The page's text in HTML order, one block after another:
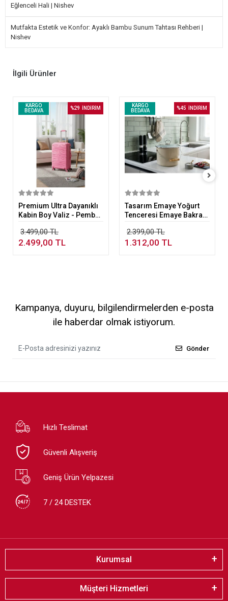
Eğlenceli Hali | Nishev
Mutfakta Estetik ve Konfor: Ayaklı Bambu Sunum Tahtası Rehberi |
Nishev
İlgili Ürünler
KARGO
BEDAVA
%29 İNDİRİM
Sepete Ekle
Premium Ultra Dayanıklı
Kabin Boy Valiz - Pembe |
3.499,00 TL
2.499,00 TL
KARGO
BEDAVA
%45 İNDİRİM
Sepete Ekle
Tasarım Emaye Yoğurt
Tenceresi Emaye Bakraç
2.399,00 TL
1.312,00 TL
Kampanya, duyuru, bilgilendirmelerden e-posta
ile haberdar olmak istiyorum.
Gönder
Hızlı Teslimat
Güvenli Alışveriş
Geniş Ürün Yelpazesi
7 / 24 DESTEK
Kurumsal
Müşteri Hizmetleri